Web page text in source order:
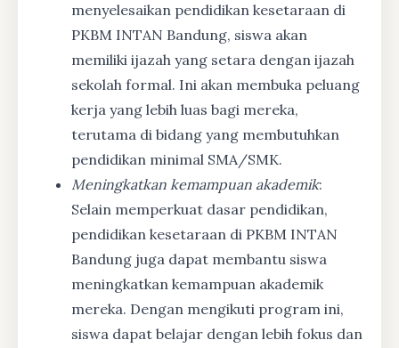
menyelesaikan pendidikan kesetaraan di
PKBM INTAN Bandung, siswa akan
memiliki ijazah yang setara dengan ijazah
sekolah formal. Ini akan membuka peluang
kerja yang lebih luas bagi mereka,
terutama di bidang yang membutuhkan
pendidikan minimal SMA/SMK.
Meningkatkan kemampuan akademik:
Selain memperkuat dasar pendidikan,
pendidikan kesetaraan di PKBM INTAN
Bandung juga dapat membantu siswa
meningkatkan kemampuan akademik
mereka. Dengan mengikuti program ini,
siswa dapat belajar dengan lebih fokus dan